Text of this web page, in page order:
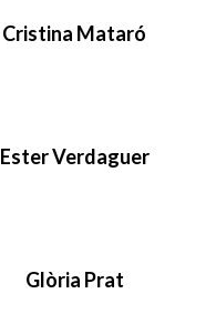
Cristina Mataró
Ester Verdaguer
Glòria Prat